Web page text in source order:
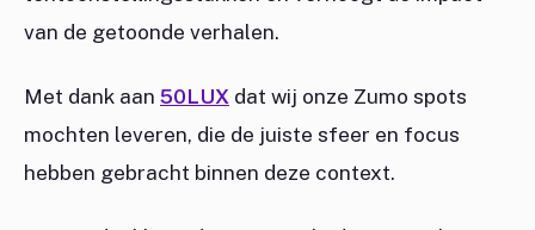
van de getoonde verhalen.
Met dank aan 50LUX dat wij onze Zumo spots
mochten leveren, die de juiste sfeer en focus
hebben gebracht binnen deze context.